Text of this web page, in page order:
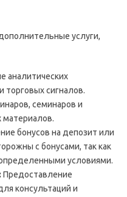
услуги,
аналитических
торговых сигналов.
семинаров и
бонусов на депозит или
с бонусами, так как
условиями.
Предоставление
консультаций и